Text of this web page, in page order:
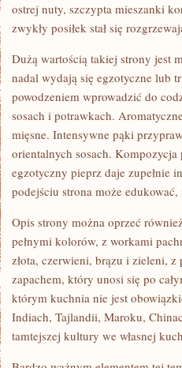
ostrej nuty, szczypta mieszanki
zwykły posiłek stał się
Dużą wartością takiej strony jest
nadal wydają się egzotyczne lub
powodzeniem wprowadzić do
sosach i potrawkach.
mięsne. Intensywne pąki
orientalnych sosach.
egzotyczny pieprz daje zupełnie
podejściu strona może
Opis strony można oprzeć
pełnymi kolorów, z workami
złota, czerwieni, brązu i zieleni,
zapachem, który unosi się po
którym kuchnia nie jest
Indiach, Tajlandii, Maroku,
tamtejszej kultury we własnej